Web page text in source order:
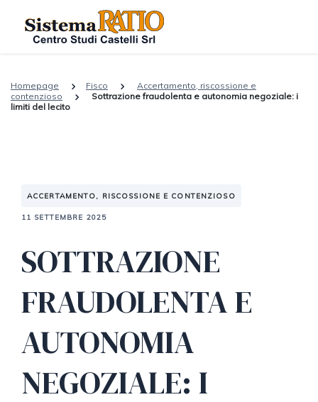
Homepage Fisco
Accertamento, riscossione e
contenzioso
Sottrazione fraudolenta e autonomia negoziale: i
limiti del lecito
ACCERTAMENTO, RISCOSSIONE E CONTENZIOSO
11 SETTEMBRE 2025
SOTTRAZIONE
FRAUDOLENTA E
AUTONOMIA
NEGOZIALE: I